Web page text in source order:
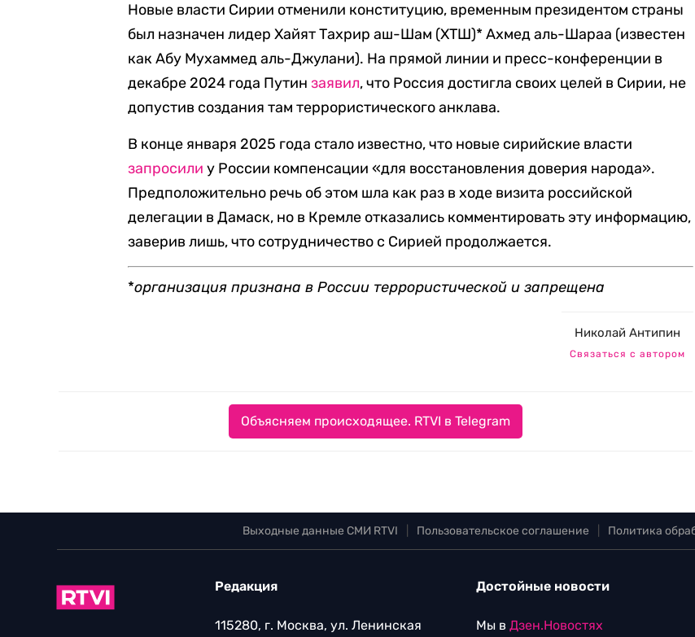
Новые власти Сирии отменили конституцию, временным президентом страны
был назначен лидер Хайят Тахрир аш-Шам (ХТШ)* Ахмед аль-Шараа (известен
как Абу Мухаммед аль-Джулани). На прямой линии и пресс-конференции в
декабре 2024 года Путинзаявил, что Россия достигла своих целей в Сирии, не
допустив создания там террористического анклава.
В конце января 2025 года стало известно, что новые сирийские власти
запросили у России компенсации «для восстановления доверия народа».
Предположительно речь об этом шла как раз в ходе визита российской
делегации в Дамаск, но в Кремле отказались комментировать эту информацию,
заверив лишь, что сотрудничество с Сирией продолжается.
*организация признана в России террористической и запрещена
Николай Антипин
Связаться с автором
Объясняем происходящее. RTVI в Telegram
Выходные данные СМИ RTVI Пользовательское соглашение Политика
Редакция
115280, г. Москва, ул. Ленинская
Достойные новости
Мы в Дзен.Новостях